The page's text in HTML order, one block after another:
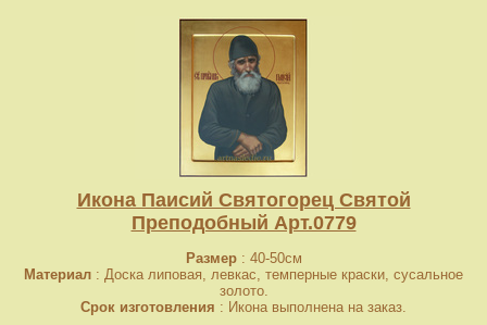
Икона Паисий Святогорец Святой
Преподобный Арт.0779
Размер: 40-50cм
Материал : Доска липовая, левкас, темперные краски, сусальное
золото.
Срок изготовления : Икона выполнена на заказ.